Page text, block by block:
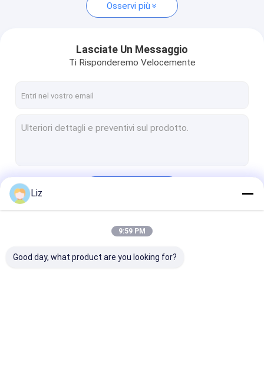
Chiedi un preventivo
Recinzione in acciaio di sicurezza
Recinzione di sicurezza anti-arrampicata
Recinzione AOA
Osservi più
Lasciate Un Messaggio
Ti Risponderemo Velocemente
Liz
9:59 PM
Good day, what product are you looking for?